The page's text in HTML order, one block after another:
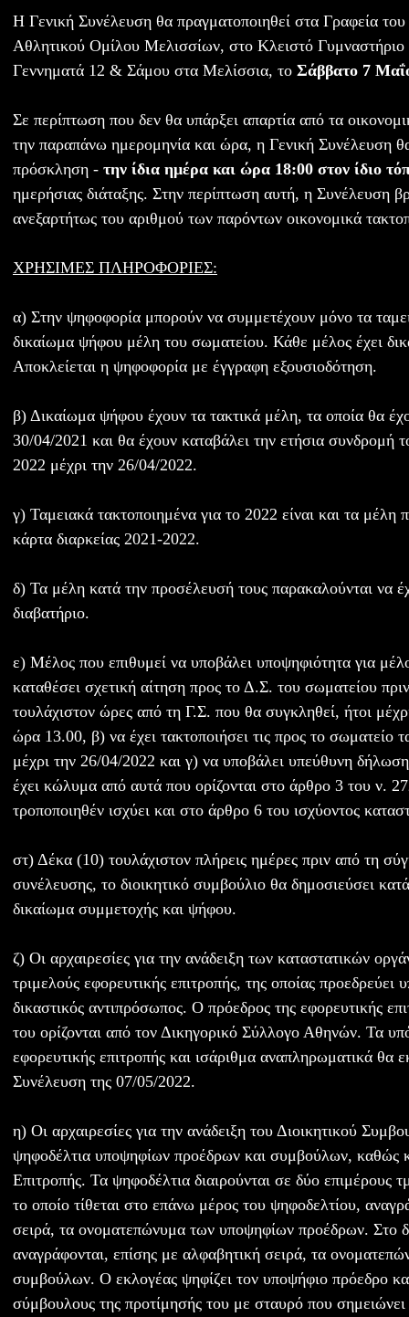
Η Γενική Συνέλευση θα πραγματοποιηθεί στα Γραφεία
Αθλητικού Ομίλου Μελισσίων, στο Κλειστό
Γεννηματά 12 & Σάμου στα Μελίσσια, το Σάββατο 7
Σε περίπτωση που δεν θα υπάρξει απαρτία από τα
την παραπάνω ημερομηνία και ώρα, η Γενική Συνέλευση
πρόσκληση - την ίδια ημέρα και ώρα 18:00 στον ίδιο
ημερήσιας διάταξης. Στην περίπτωση αυτή, η Συνέλευση
ανεξαρτήτως του αριθμού των παρόντων οικονομικά
ΧΡΗΣΙΜΕΣ ΠΛΗΡΟΦΟΡΙΕΣ:
α) Στην ψηφοφορία μπορούν να συμμετέχουν μόνο τα
δικαίωμα ψήφου μέλη του σωματείου. Κάθε μέλος έχει
Αποκλείεται η ψηφοφορία με έγγραφη εξουσιοδότηση.
β) Δικαίωμα ψήφου έχουν τα τακτικά μέλη, τα οποία θα
30/04/2021 και θα έχουν καταβάλει την ετήσια συνδρομή
2022 μέχρι την 26/04/2022.
γ) Ταμειακά τακτοποιημένα για το 2022 είναι και τα μέλη
κάρτα διαρκείας 2021-2022.
δ) Τα μέλη κατά την προσέλευσή τους παρακαλούνται να
διαβατήριο.
ε) Μέλος που επιθυμεί να υποβάλει υποψηφιότητα για
καταθέσει σχετική αίτηση προς το Δ.Σ. του σωματείου
τουλάχιστον ώρες από τη Γ.Σ. που θα συγκληθεί, ήτοι
ώρα 13.00, β) να έχει τακτοποιήσει τις προς το σωματείο
μέχρι την 26/04/2022 και γ) να υποβάλει υπεύθυνη
έχει κώλυμα από αυτά που ορίζονται στο άρθρο 3 του ν.
τροποποιηθέν ισχύει και στο άρθρο 6 του ισχύοντος
στ) Δέκα (10) τουλάχιστον πλήρεις ημέρες πριν από τη
συνέλευσης, το διοικητικό συμβούλιο θα δημοσιεύσει
δικαίωμα συμμετοχής και ψήφου.
ζ) Οι αρχαιρεσίες για την ανάδειξη των καταστατικών
τριμελούς εφορευτικής επιτροπής, της οποίας προεδρεύει
δικαστικός αντιπρόσωπος. Ο πρόεδρος της εφορευτικής
του ορίζονται από τον Δικηγορικό Σύλλογο Αθηνών. Τα
εφορευτικής επιτροπής και ισάριθμα αναπληρωματικά θα
Συνέλευση της 07/05/2022.
η) Οι αρχαιρεσίες για την ανάδειξη του Διοικητικού
ψηφοδέλτια υποψηφίων προέδρων και συμβούλων, καθώς
Επιτροπής. Τα ψηφοδέλτια διαιρούνται σε δύο επιμέρους
το οποίο τίθεται στο επάνω μέρος του ψηφοδελτίου,
σειρά, τα ονοματεπώνυμα των υποψηφίων προέδρων. Στο
αναγράφονται, επίσης με αλφαβητική σειρά, τα
συμβούλων. Ο εκλογέας ψηφίζει τον υποψήφιο πρόεδρο
σύμβουλους της προτίμησής του με σταυρό που